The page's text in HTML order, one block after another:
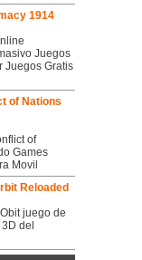
1914
Juegos
Juegos Gratis
of Nations
of
Games
Movil
Reloaded
juego de
del